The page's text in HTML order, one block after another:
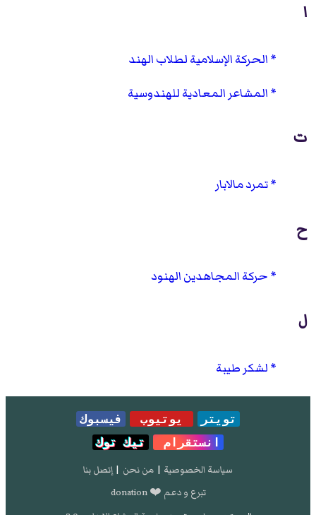
ا
الحركة الإسلامية لطلاب الهند
المشاعر المعادية للهندوسية
ت
تمرد مالابار
ح
حركة المجاهدين الهنود
ل
لشكر طيبة
تويتر يوتيوب
فيسبوك
انستقرام
تيك توك
سياسة الخصوصية | من نحن | إتصل بنا
تبرع و دعم ❤️ donation